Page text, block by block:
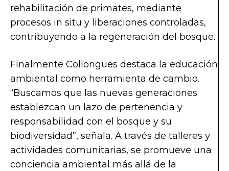
rehabilitación de primates, mediante
procesos in situ y liberaciones controladas,
contribuyendo a la regeneración del bosque.
Finalmente Collongues destaca la educación
ambiental como herramienta de cambio.
“Buscamos que las nuevas generaciones
establezcan un lazo de pertenencia y
responsabilidad con el bosque y su
biodiversidad”, señala. A través de talleres y
actividades comunitarias, se promueve una
conciencia ambiental más allá de la